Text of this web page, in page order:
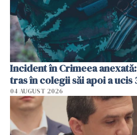
Incident în Crimeea
tras în colegii săi apoi a ucis
04 AUGUST 2026